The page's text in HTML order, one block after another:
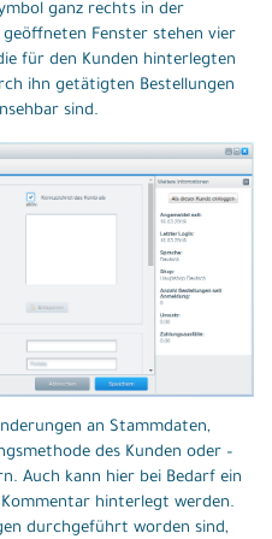
ganz rechts in der
Fenster stehen vier
für den Kunden hinterlegten
ihn getätigten Bestellungen
sind.
an Stammdaten,
des Kunden oder –
Auch kann hier bei Bedarf ein
hinterlegt werden.
durchgeführt worden sind,